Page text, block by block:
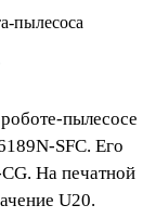
пылесосе
SFC. Его
На печатной
U20.